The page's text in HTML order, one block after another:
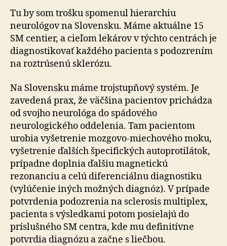
Tu by som trošku spomenul hierarchiu
neurológov na Slovensku. Máme aktuálne 15
SM centier, a cieľom lekárov v týchto centrách je
diagnostikovať každého pacienta s podozrením
na roztrúsenú sklerózu.
Na Slovensku máme trojstupňový systém. Je
zavedená prax, že väčšina pacientov prichádza
od svojho neurológa do spádového
neurologického oddelenia. Tam pacientom
urobia vyšetrenie mozgovo-miechového moku,
vyšetrenie ďalších špecifických autoprotilátok,
prípadne doplnia ďalšiu magnetickú
rezonanciu a celú diferenciálnu diagnostiku
(vylúčenie iných možných diagnóz). V prípade
potvrdenia podozrenia na sclerosis multiplex,
pacienta s výsledkami potom posielajú do
príslušného SM centra, kde mu definitívne
potvrdia diagnózu a začne s liečbou.